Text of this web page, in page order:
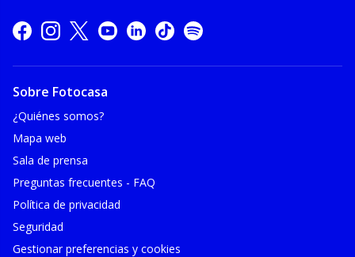
Sobre Fotocasa
¿Quiénes somos?
Mapa web
Sala de prensa
Preguntas frecuentes - FAQ
Política de privacidad
Seguridad
Gestionar preferencias y cookies